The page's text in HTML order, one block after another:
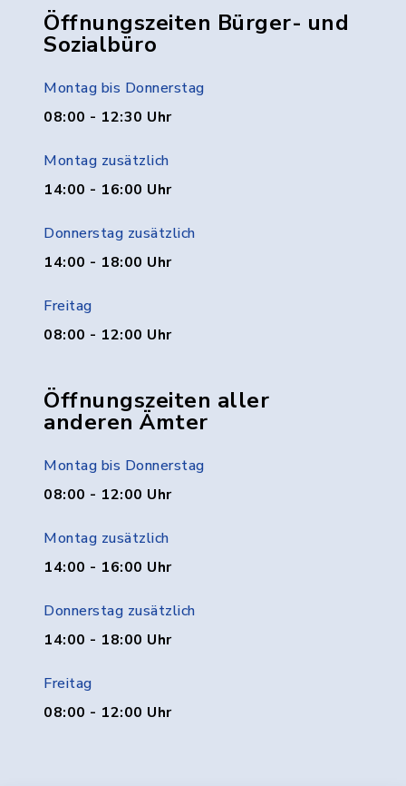
Öffnungszeiten Bürger- und
Sozialbüro
Montag bis Donnerstag
08:00 - 12:30 Uhr
Montag zusätzlich
14:00 - 16:00 Uhr
Donnerstag zusätzlich
14:00 - 18:00 Uhr
Freitag
08:00 - 12:00 Uhr
Öffnungszeiten aller
anderen Ämter
Montag bis Donnerstag
08:00 - 12:00 Uhr
Montag zusätzlich
14:00 - 16:00 Uhr
Donnerstag zusätzlich
14:00 - 18:00 Uhr
Freitag
08:00 - 12:00 Uhr